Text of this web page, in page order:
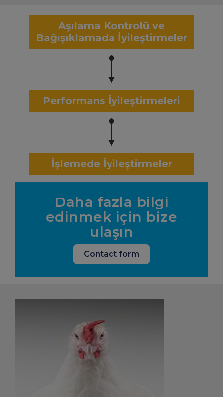
Aşılama Kontrolü ve
Bağışıklamada İyileştirmeler
Performans İyileştirmeleri
İşlemede İyileştirmeler
Daha fazla bilgi
edinmek için bize
ulaşın
Contact form